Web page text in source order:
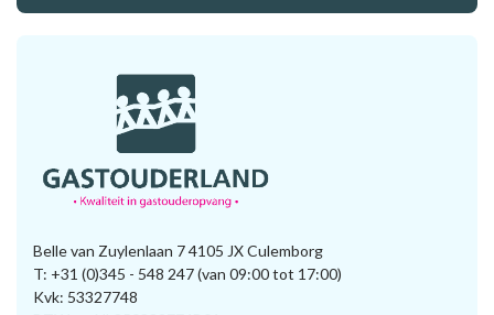
Belle van Zuylenlaan 7 4105 JX Culemborg
T: +31 (0)345 - 548 247(van 09:00 tot 17:00)
Kvk: 53327748